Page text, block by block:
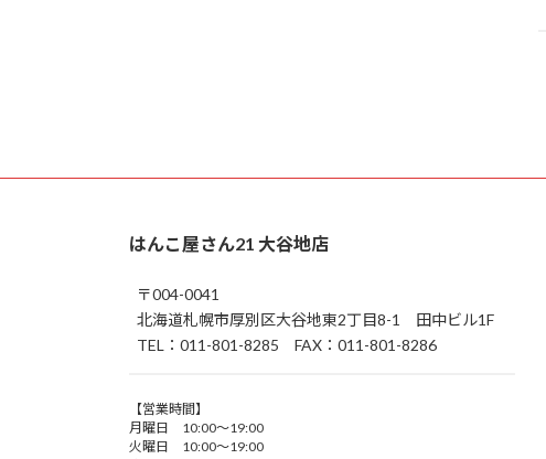
はんこ屋さん21 大谷地店
〒004-0041
北海道札幌市厚別区大谷地東2丁目8-1 田中ビル1F
TEL：011-801-8285 FAX：011-801-8286
【営業時間】
月曜日 10:00～19:00
火曜日 10:00～19:00